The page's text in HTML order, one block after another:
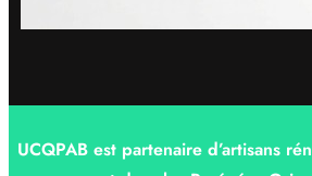
UCQPAB est partenaire d’artisans